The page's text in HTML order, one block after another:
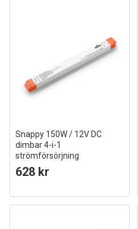
Snappy 150W / 12V DC
dimbar 4-i-1
strömförsörjning
12,5A, IP20 inomhus
628 kr